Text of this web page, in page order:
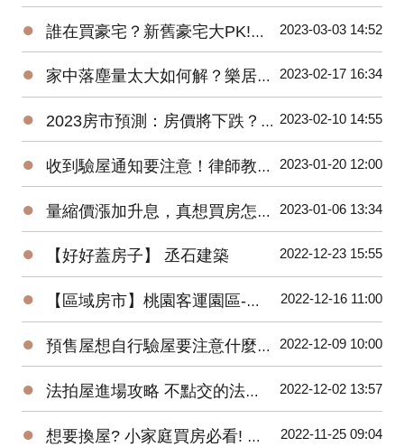
● 誰在買豪宅？新舊豪宅大PK!遠雄豪宅銷售團隊親身分享-遠雄Park One 2023-03-03 14:52
● 家中落塵量太大如何解？樂居創辦人Pearl換紗窗體驗大公開！ 2023-02-17 16:34
● 2023房市預測：房價將下跌？萬事俱備，尚欠東風！ 2023-02-10 14:55
● 收到驗屋通知要注意！律師教你判斷合不合理 2023-01-20 12:00
● 量縮價漲加升息，真想買房怎麼辦？買預售屋還是中古屋？ 2023-01-06 13:34
● 【好好蓋房子】 丞石建築 2022-12-23 15:55
● 【區域房市】桃園客運園區-被遺忘的重劃區翻紅！２字頭交易量爆衝有潛力嗎? 2022-12-16 11:00
● 預售屋想自行驗屋要注意什麼？問題最常出在這！ 2022-12-09 10:00
● 法拍屋進場攻略 不點交的法拍屋也能買 2022-12-02 13:57
● 想要換屋? 小家庭買房必看! 預售屋三房全解析 2022-11-25 09:04